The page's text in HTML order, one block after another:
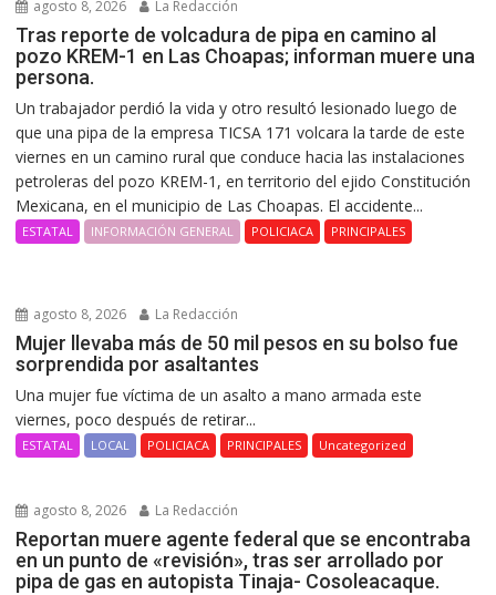
agosto 8, 2026 La Redacción
Tras reporte de volcadura de pipa en camino al
pozo KREM-1 en Las Choapas; informan muere una
persona.
Un trabajador perdió la vida y otro resultó lesionado luego de
que una pipa de la empresa TICSA 171 volcara la tarde de este
viernes en un camino rural que conduce hacia las instalaciones
petroleras del pozo KREM-1, en territorio del ejido Constitución
Mexicana, en el municipio de Las Choapas. El accidente...
ESTATAL INFORMACIÓN GENERAL POLICIACA PRINCIPALES
agosto 8, 2026 La Redacción
Mujer llevaba más de 50 mil pesos en su bolso fue
sorprendida por asaltantes
Una mujer fue víctima de un asalto a mano armada este
viernes, poco después de retirar...
ESTATAL LOCAL POLICIACA PRINCIPALES Uncategorized
agosto 8, 2026 La Redacción
Reportan muere agente federal que se encontraba
en un punto de «revisión», tras ser arrollado por
pipa de gas en autopista Tinaja- Cosoleacaque.